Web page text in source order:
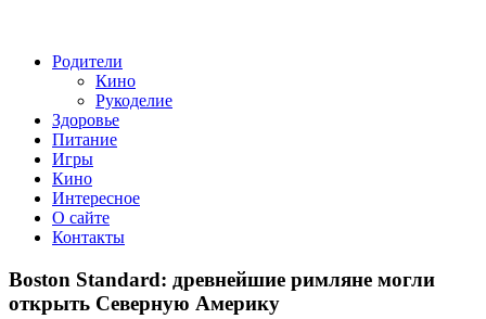
Родители
Кино
Рукоделие
Здоровье
Питание
Игры
Кино
Интересное
О сайте
Контакты
Boston Standard: древнейшие римляне могли
открыть Северную Америку